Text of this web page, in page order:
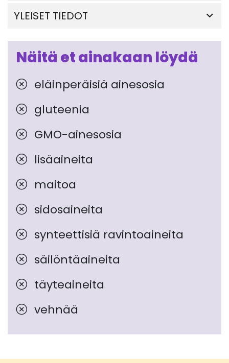
YLEISET TIEDOT
Näitä et ainakaan löydä
eläinperäisiä ainesosia
gluteenia
GMO-ainesosia
lisäaineita
maitoa
sidosaineita
synteettisiä ravintoaineita
säilöntäaineita
täyteaineita
vehnää